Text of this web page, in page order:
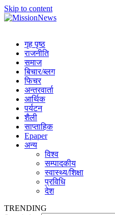
Skip to content
गृह पृष्ठ
राजनीति
समाज
बिचार/ब्लग
फिचर
अन्तरवार्ता
आर्थिक
पर्यटन
शैली
साप्ताहिक
Epaper
अन्य
विश्व
सम्पादकीय
स्वास्थ्य/शिक्षा
प्रविधि
देश
TRENDING